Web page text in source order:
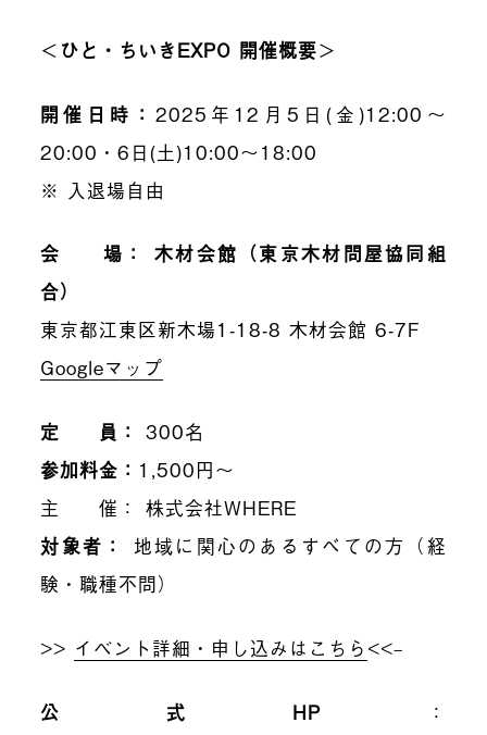
＜ ひと・ちいきEXPO 開催概要＞
開催日時：2025年12月5日(金)12:00〜
20:00・6日(土)10:00〜18:00
※ 入退場自由
会 場： 木材会館（東京木材問屋協同組
合）
東京都江東区新木場1-18-8 木材会館 6-7F
Googleマップ
定 員： 300名
参加料金： 1,500円〜
主 催： 株式会社WHERE
対象者：
地域に関心のあるすべての方（経
験・職種不問）
>> イベント詳細・申し込みはこちら <<–
公式HP：